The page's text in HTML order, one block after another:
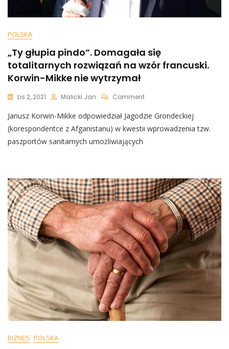
POLSKA
„Ty głupia pindo”. Domagała się
totalitarnych rozwiązań na wzór francuski.
Korwin-Mikke nie wytrzymał
Lis 2, 2021 Malicki Jan CommentOn
Głupia
Pindo”.
Domagała
Wzór
Francuski.
Korwin-
Mikke
Nie
Wytrzymał
Janusz Korwin-Mikke odpowiedział Jagodzie Grondeckiej
(korespondentce z Afganistanu) w kwestii wprowadzenia tzw.
paszportów sanitarnych umożliwiających
BIZNES POLSKA